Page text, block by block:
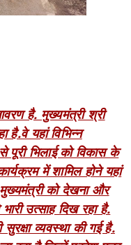
यहां विभिन्न
भिलाई को विकास के
में शामिल होने यहां
को देखना और
उत्साह दिख रहा है.
व्यवस्था की गई है.
रहा है जिन्हें प्रवेश पत्र